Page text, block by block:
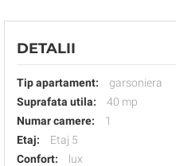
DETALII
Tip apartament:
garsoniera
Suprafata utila:
40 mp
Numar camere:
1
Etaj:
Etaj 5
Confort:
lux